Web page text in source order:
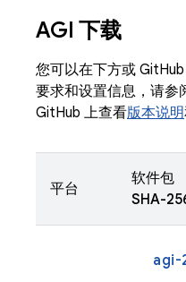
AGI 下载
您可以在下方或
要求和设置信息，请参
GitHub 上查看版本说明
平台
软件包
SHA-
agi-